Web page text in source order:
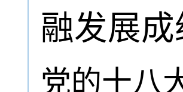
融发展
党的十八